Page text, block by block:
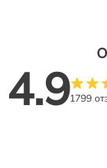
4.91799